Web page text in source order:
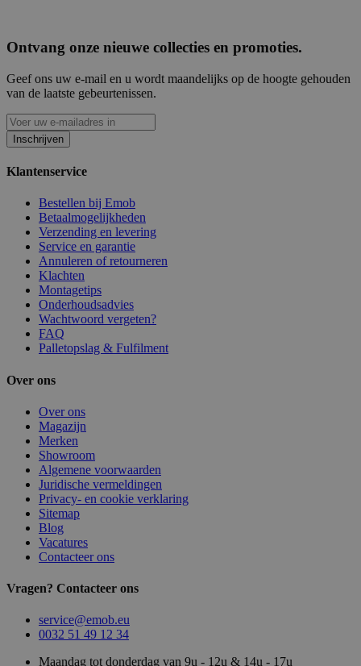
Ontvang onze nieuwe collecties en promoties.
Geef ons uw e-mail en u wordt maandelijks op de hoogte gehouden
van de laatste gebeurtenissen.
Inschrijven
Klantenservice
Bestellen bij Emob
Betaalmogelijkheden
Verzending en levering
Service en garantie
Annuleren of retourneren
Klachten
Montagetips
Onderhoudsadvies
Wachtwoord vergeten?
FAQ
Palletopslag & Fulfilment
Over ons
Over ons
Magazijn
Merken
Showroom
Algemene voorwaarden
Juridische vermeldingen
Privacy- en cookie verklaring
Sitemap
Blog
Vacatures
Contacteer ons
Vragen? Contacteer ons
service@emob.eu
0032 51 49 12 34
Maandag tot donderdag van 9u - 12u & 14u - 17u